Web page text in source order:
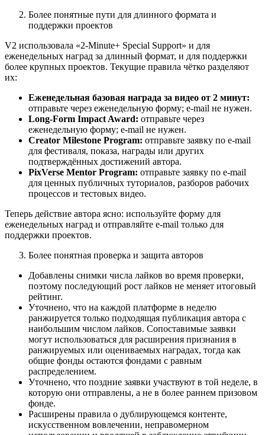
Более понятные пути для длинного формата и
поддержки проектов
V2 использовала «2-Minute+ Special Support» и для
еженедельных наград за длинный формат, и для поддержки
более крупных проектов. Текущие правила чётко разделяют
их:
Еженедельная базовая награда за видео от 2 минут:
отправьте через еженедельную форму; e-mail не нужен.
Long-Form Impact Award: отправьте через
еженедельную форму; e-mail не нужен.
Creator Milestone Program: отправьте заявку по e-mail
для фестиваля, показа, награды или других
подтверждённых достижений автора.
PixVerse Mentor Program: отправьте заявку по e-mail
для ценных публичных туториалов, разборов рабочих
процессов и тестовых видео.
Теперь действие автора ясно: используйте форму для
еженедельных наград и отправляйте e-mail только для
поддержки проектов.
Более понятная проверка и защита авторов
Добавлены снимки числа лайков во время проверки,
поэтому последующий рост лайков не меняет итоговый
рейтинг.
Уточнено, что на каждой платформе в неделю
ранжируется только подходящая публикация автора с
наибольшим числом лайков. Сопоставимые заявки
могут использоваться для расширения признания в
ранжируемых или оцениваемых наградах, тогда как
общие фонды остаются фондами с равным
распределением.
Уточнено, что поздние заявки участвуют в той неделе, в
которую они отправлены, а не в более раннем призовом
фонде.
Расширены правила о дублирующемся контенте,
искусственном вовлечении, неправомерном